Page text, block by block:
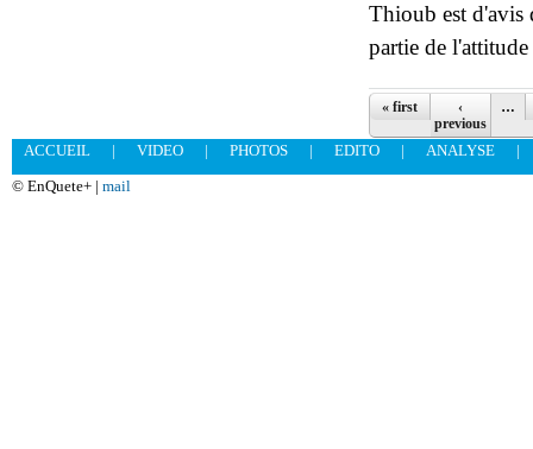
Thioub est d'avis
partie de
Pages
« first
‹
previous
…
ACCUEIL | VIDEO | PHOTOS | EDITO | ANALYSE
|
© EnQuete+ | mail